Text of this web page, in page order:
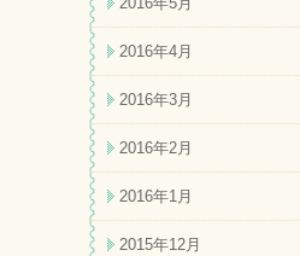
2016年4月
2016年3月
2016年2月
2016年1月
2015年12月